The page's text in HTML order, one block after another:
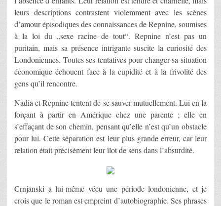
leurs descriptions contrastent violemment avec les scènes
d’amour épisodiques des connaissances de Repnine, soumises
à la loi du „sexe racine de tout“. Repnine n’est pas un
puritain, mais sa présence intrigante suscite la curiosité des
Londoniennes. Toutes ses tentatives pour changer sa situation
économique échouent face à la cupidité et à la frivolité des
gens qu’il rencontre.
Nadia et Repnine tentent de se sauver mutuellement. Lui en la
forçant à partir en Amérique chez une parente ; elle en
s’effaçant de son chemin, pensant qu’elle n’est qu’un obstacle
pour lui. Cette séparation est leur plus grande erreur, car leur
relation était précisément leur îlot de sens dans l’absurdité.
Crnjanski a lui-même vécu une période londonienne, et je
crois que le roman est empreint d’autobiographie. Ses phrases